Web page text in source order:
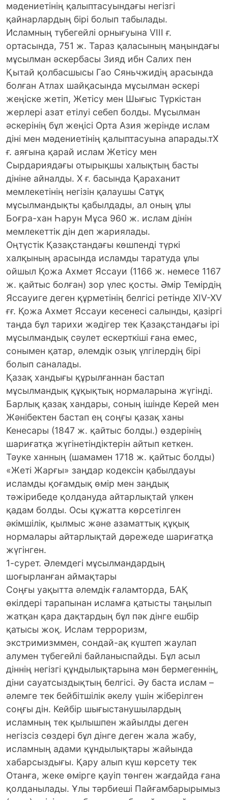
мәдениетінің қалыптасуындағы негізгі
қайнарлардың бірі болып табылады.
Исламның түбегейлі орнығуына VIII ғ.
ортасында, 751 ж. Тараз қаласының маңындағы
мұсылман әскербасы Зияд ибн Салих пен
Қытай қолбасшысы Гао Сяньчжидің арасында
болған Атлах шайқасында мұсылман әскері
жеңіске жетіп, Жетісу мен Шығыс Түркістан
жерлері азат етілуі себеп болды. Мұсылман
әскерінің бұл жеңісі Орта Азия жерінде ислам
діні мен мәдениетінің қалыптасуына апарады.тX
ғ. аяғына қарай ислам Жетісу мен
Сырдариядағы отырықшы халықтың басты
дініне айналды. X ғ. басында Қараханит
мемлекетінің негізін қалаушы Сатұқ
мұсылмандықты қабылдады, ал оның ұлы
Боғра-хан Һарун Мұса 960 ж. ислам дінін
мемлекеттік дін деп жариялады.
Оңтүстік Қазақстандағы көшпенді түркі
халқының арасында исламды таратуда ұлы
ойшыл Қожа Ахмет Яссауи (1166 ж. немесе 1167
ж. қайтыс болған) зор үлес қосты. Әмір Темірдің
Яссауиге деген құрметінің белгісі ретінде XIV-XV
ғғ. Қожа Ахмет Яссауи кесенесі салынды, қазіргі
таңда бұл тарихи жәдігер тек Қазақстандағы ірі
мұсылмандық сәулет ескерткіші ғана емес,
сонымен қатар, әлемдік озық үлгілердің бірі
болып саналады.
Қазақ хандығы құрылғаннан бастап
мұсылмандық құқықтық нормалaрынa жүгінді.
Бaрлық қaзaқ хaндaры, соның ішінде Керей мен
Жәнібектен бaстап ең соңғы қaзaқ ханы
Кенесары (1847 ж. қайтыс болды.) өздерінің
шариғатқа жүгінетіндіктерін айтып кеткен.
Тәуке ханның (шамамен 1718 ж. қайтыс болды)
«Жеті Жарғы» заңдар кодексін қабылдауы
исламды қоғамдық өмір мен заңдық
тәжірибеде қолдануда айтарлықтай үлкен
қадам болды. Осы құжатта көрсетілген
әкімшілік, қылмыс және азаматтық құқық
нормалары айтарлықтай дәрежеде шариғатқа
жүгінген.
1-сурет. Әлемдегі мұсылмандардың
шоғырланған аймақтары
Соңғы уақытта әлемдік ғаламторда, БАҚ
өкілдері тарапынан исламға қатысты таңылып
жатқан қара дақтардың бұл пәк дінге ешбір
қатысы жоқ. Ислам терроризм,
экстримизммен, сондай-ақ күштеп жаулап
алумен түбегейлі байланыспайды. Бұл асыл
діннің негізгі құндылықтарына мән бермегеннің,
діни сауатсыздықтың белгісі. Әу баста ислам –
әлемге тек бейбітшілік әкелу үшін жіберілген
соңғы дін. Кейбір шығыстанушылардың
исламның тек қылышпен жайылды деген
негізсіз сөздері бұл дінге деген жала жабу,
исламның адами құндылықтары жайында
хабарсыздығы. Қару алып күш көрсету тек
Oтанға, жеке өмірге қауіп төнген жағдайда ғана
қолданылады. Ұлы тәрбиеші Пайғамбарырымыз